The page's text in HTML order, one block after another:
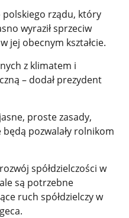
polskiego rządu, który
wyraził sprzeciw
jej obecnym kształcie.
z klimatem i
– dodał prezydent
proste zasady,
pozwalały rolnikom
spółdzielczości w
są potrzebne
ruch spółdzielczy w